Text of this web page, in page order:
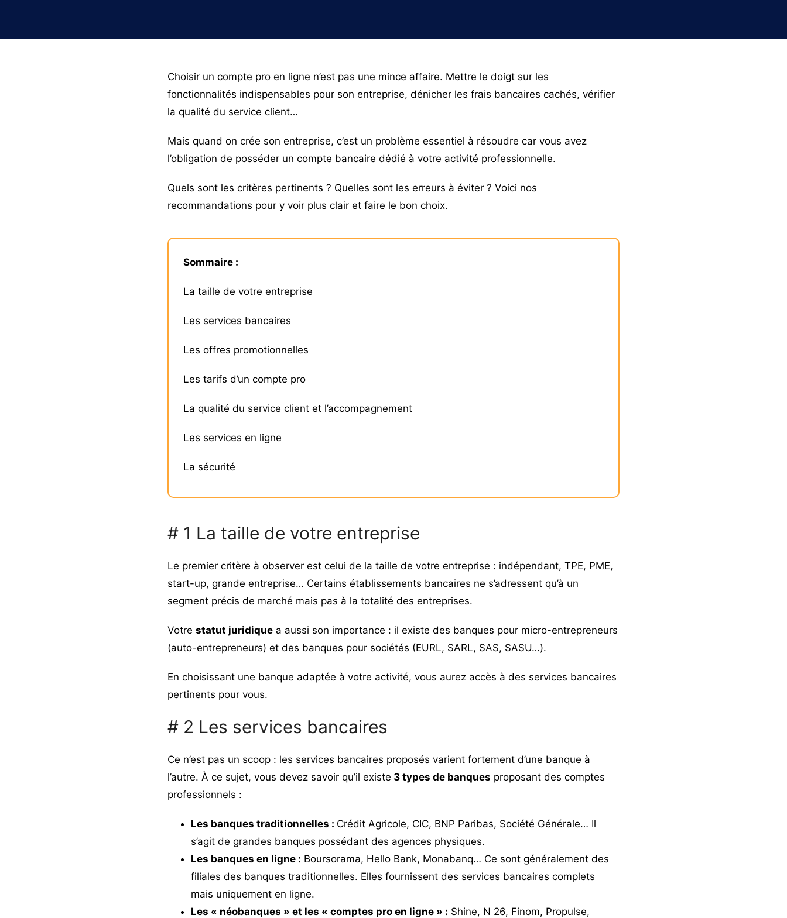
Choisir un compte pro en ligne n’est pas une mince affaire. Mettre le doigt sur les
fonctionnalités indispensables pour son entreprise, dénicher les frais bancaires cachés, vérifier
la qualité du service client…
Mais quand on crée son entreprise, c’est un problème essentiel à résoudre car vous avez
l’obligation de posséder un compte bancaire dédié à votre activité professionnelle.
Quels sont les critères pertinents ? Quelles sont les erreurs à éviter ? Voici nos
recommandations pour y voir plus clair et faire le bon choix.
Sommaire :
La taille de votre entreprise
Les services bancaires
Les offres promotionnelles
Les tarifs d’un compte pro
La qualité du service client et l’accompagnement
Les services en ligne
La sécurité
# 1 La taille de votre entreprise
Le premier critère à observer est celui de la taille de votre entreprise : indépendant, TPE, PME,
start-up, grande entreprise… Certains établissements bancaires ne s’adressent qu’à un
segment précis de marché mais pas à la totalité des entreprises.
Votre statut juridiquea aussi son importance : il existe des banques pour micro-entrepreneurs
(auto-entrepreneurs) et des banques pour sociétés (EURL, SARL, SAS, SASU…).
En choisissant une banque adaptée à votre activité, vous aurez accès à des services bancaires
pertinents pour vous.
# 2 Les services bancaires
Ce n’est pas un scoop : les services bancaires proposés varient fortement d’une banque à
l’autre. À ce sujet, vous devez savoir qu’il existe 3 types de banques proposant des comptes
professionnels :
Les banques traditionnelles : Crédit Agricole, CIC, BNP Paribas, Société Générale… Il
s’agit de grandes banques possédant des agences physiques.
Les banques en ligne : Boursorama, Hello Bank, Monabanq… Ce sont généralement des
filiales des banques traditionnelles. Elles fournissent des services bancaires complets
mais uniquement en ligne.
Les « néobanques » et les « comptes pro en ligne» : Shine, N 26, Finom, Propulse,